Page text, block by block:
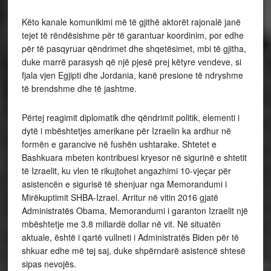
Këto kanale komunikimi më të gjithë aktorët rajonalë janë
tejet të rëndësishme për të garantuar koordinim, por edhe
për të pasqyruar qëndrimet dhe shqetësimet, mbi të gjitha,
duke marrë parasysh që një pjesë prej këtyre vendeve, si
fjala vjen Egjipti dhe Jordania, kanë presione të ndryshme
të brendshme dhe të jashtme.
Përtej reagimit diplomatik dhe qëndrimit politik, elementi i
dytë i mbështetjes amerikane për Izraelin ka ardhur në
formën e garancive në fushën ushtarake. Shtetet e
Bashkuara mbeten kontribuesi kryesor në sigurinë e shtetit
të Izraelit, ku vlen të rikujtohet angazhimi 10-vjeçar për
asistencën e sigurisë të shenjuar nga Memorandumi i
Mirëkuptimit SHBA-Izrael. Arritur në vitin 2016 gjatë
Administratës Obama, Memorandumi i garanton Izraelit një
mbështetje me 3.8 miliardë dollar në vit. Në situatën
aktuale, është i qartë vullneti i Administratës Biden për të
shkuar edhe më tej saj, duke shpërndarë asistencë shtesë
sipas nevojës.